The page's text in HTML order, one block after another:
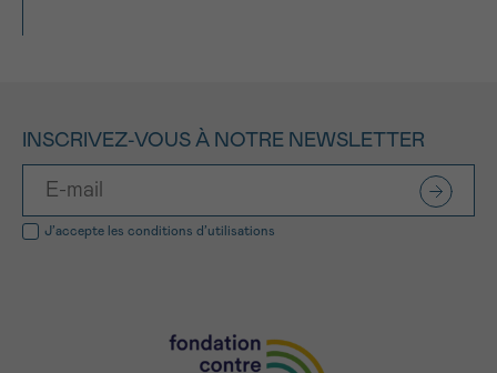
INSCRIVEZ-VOUS À NOTRE NEWSLETTER
J’accepte les conditions d’utilisations